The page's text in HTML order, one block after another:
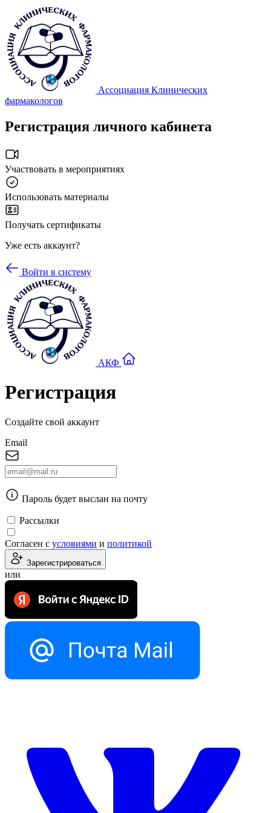
Ассоциация Клинических
фармакологов
Регистрация личного кабинета
Участвовать в мероприятиях
Использовать материалы
Получать сертификаты
Уже есть аккаунт?
Войти в систему
АКФ
Регистрация
Создайте свой аккаунт
Email
Пароль будет выслан на почту
Рассылки
Согласен с условиями и политикой
Зарегистрироваться
или